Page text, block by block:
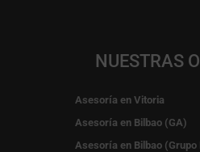
NUESTRAS
Asesoría en Vitoria
Asesoría en Bilbao (GA)
Asesoría en Bilbao (Grupo